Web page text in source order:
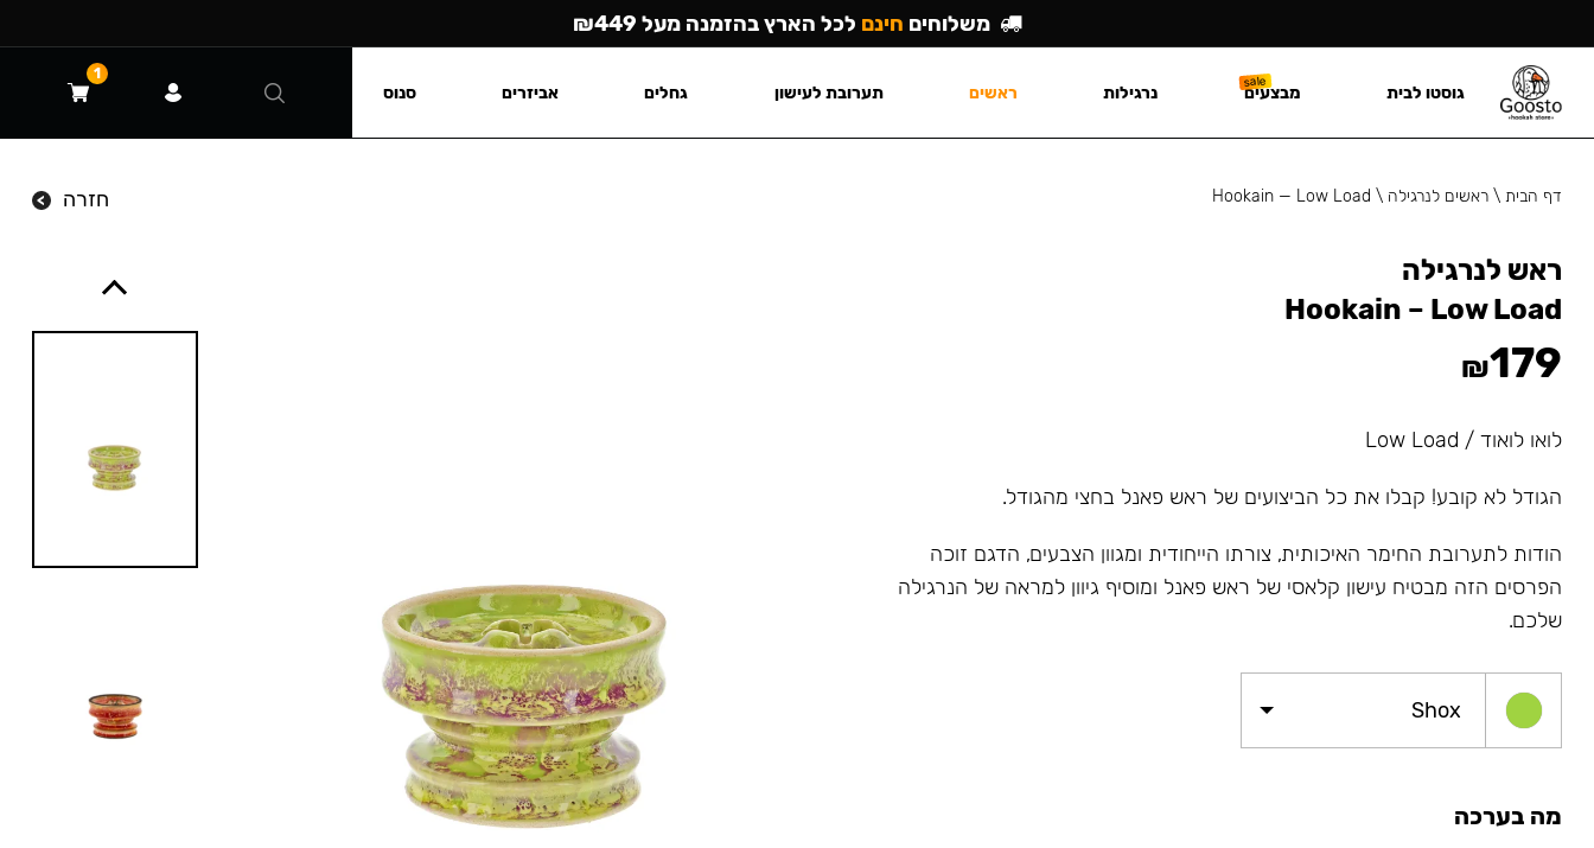
דף הבית\ ראשים לנרגילה \
Hookain — Low Load חזרה
ראש לנרגילה
Hookain – Low Load
₪179
לואו לואוד / Low Load
הגודל לא קובע! קבלו את כל הביצועים של ראש פאנל בחצי מהגודל.
הודות לתערובת החימר האיכותית, צורתו הייחודית ומגוון הצבעים, הדגם זוכה
הפרסים הזה מבטיח עישון קלאסי של ראש פאנל ומוסיף גיוון למראה של הנרגילה
שלכם.
Shox
מה בערכה
משלוחים חינם לכל הארץ בהזמנה מעל ₪449
גוסטו לבית מבצעים נרגילות ראשים תערובת לעישון גחלים אביזרים סנוס
1